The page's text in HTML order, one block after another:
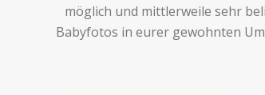
möglich und mittlerweile sehr
Babyfotos in eurer gewohnten